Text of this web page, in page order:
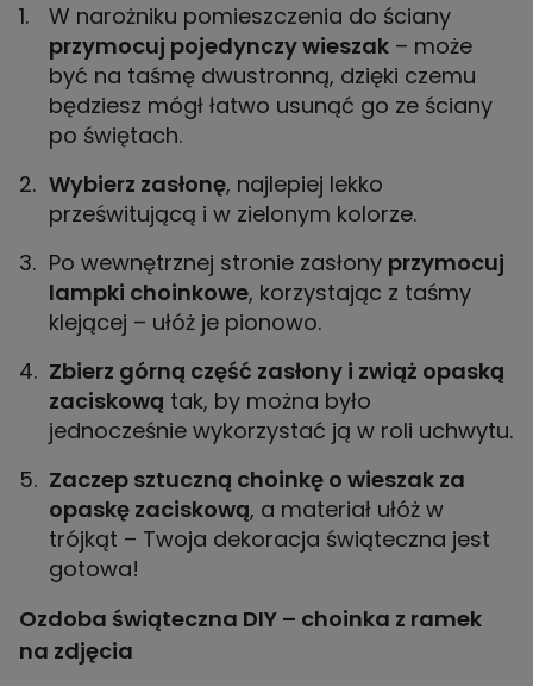
W narożniku pomieszczenia do ściany
przymocuj pojedynczy wieszak – może
być na taśmę dwustronną, dzięki czemu
będziesz mógł łatwo usunąć go ze ściany
po świętach.
Wybierz zasłonę, najlepiej lekko
prześwitującą i w zielonym kolorze.
Po wewnętrznej stronie zasłony przymocuj
lampki choinkowe, korzystając z taśmy
klejącej – ułóż je pionowo.
Zbierz górną część zasłony i zwiąż opaską
zaciskową tak, by można było
jednocześnie wykorzystać ją w roli uchwytu.
Zaczep sztuczną choinkę o wieszak za
opaskę zaciskową, a materiał ułóż w
trójkąt – Twoja dekoracja świąteczna jest
gotowa!
Ozdoba świąteczna DIY – choinka z ramek
na zdjęcia